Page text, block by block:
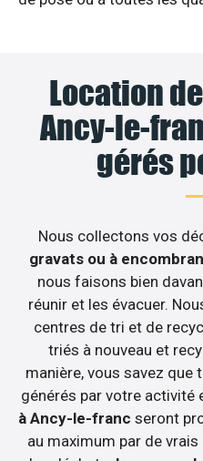
Location
Ancy-le-
gérés
Nous collectons vos
gravats ou à
nous faisons bien
réunir et les évacuer.
centres de tri et de
triés à nouveau et
manière, vous savez
générés par votre activité
à Ancy-le-franc seront
au maximum par de